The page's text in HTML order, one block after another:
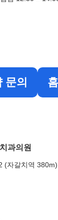
문의
과의원
(자갈치역 380m)